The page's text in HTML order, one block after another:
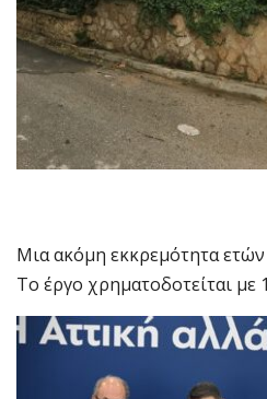
Μια ακόμη εκκρεμότητα
Το έργο χρηματοδοτείται με